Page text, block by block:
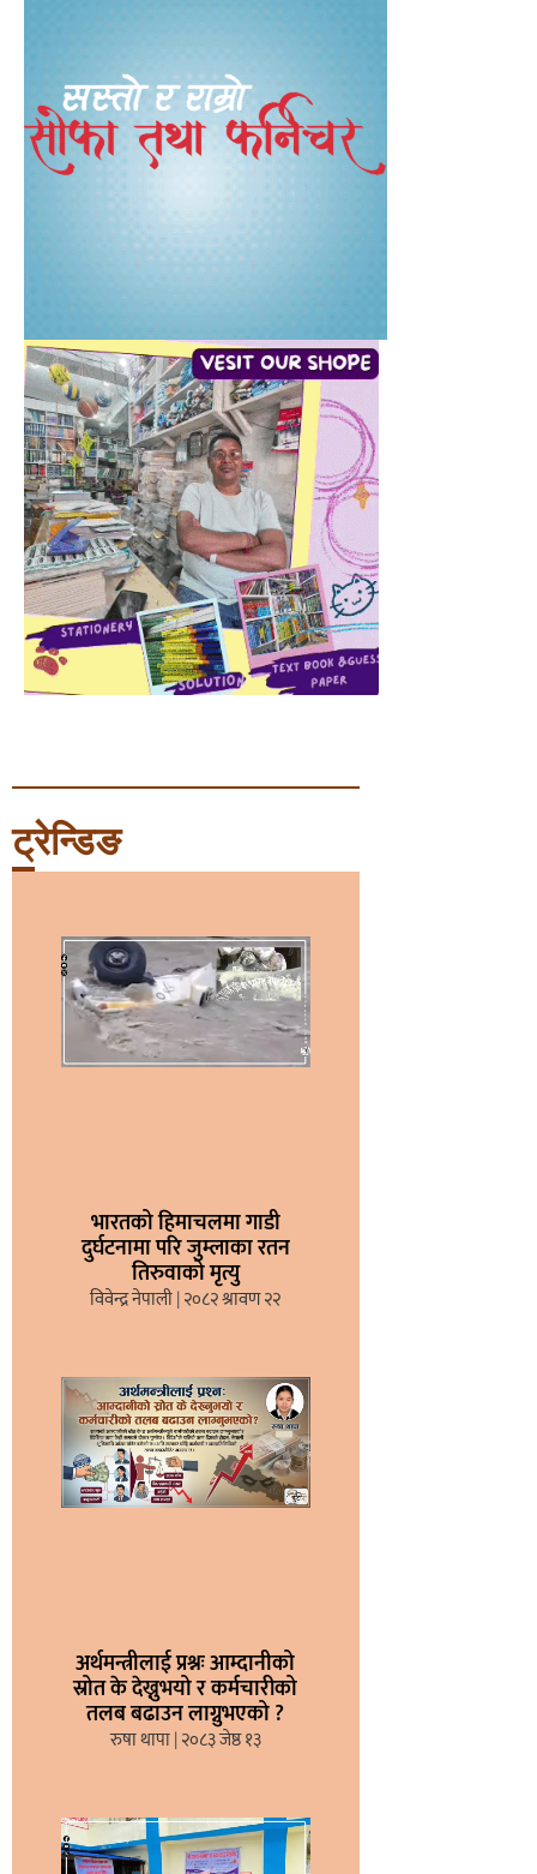
ट्रेन्डिङ
भारतको हिमाचलमा गाडी
दुर्घटनामा परि जुम्लाका रतन
तिरुवाको मृत्यु
विवेन्द्र नेपाली २०८२ श्रावण २२
अर्थमन्त्रीलाई प्रश्नः आम्दानीको
स्रोत के देख्नुभयो र कर्मचारीको
तलब बढाउन लाग्नुभएको ?
रुषा थापा २०८३ जेष्ठ १३